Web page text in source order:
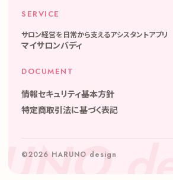
SERVICE
サロン経営を日常から支えるアシスタントアプリ
マイサロンバディ
DOCUMENT
情報セキュリティ基本方針
特定商取引法に基づく表記
©2026 HARUNO design